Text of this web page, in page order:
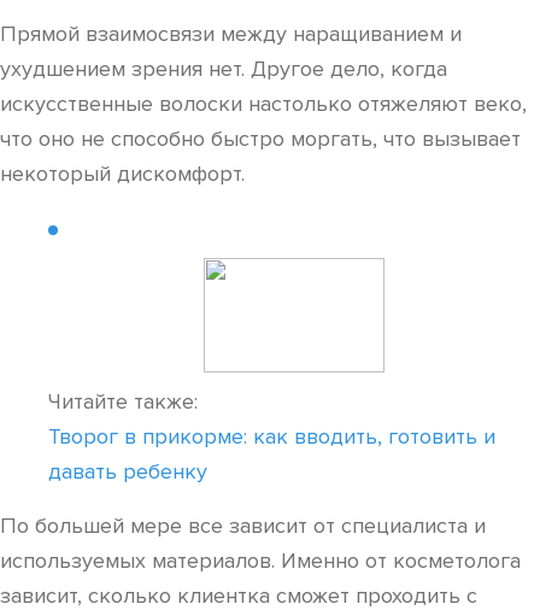
Прямой взаимосвязи между наращиванием и
ухудшением зрения нет. Другое дело, когда
искусственные волоски настолько отяжеляют веко,
что оно не способно быстро моргать, что вызывает
некоторый дискомфорт.
Читайте также:
Творог в прикорме: как вводить, готовить и
давать ребенку
По большей мере все зависит от специалиста и
используемых материалов. Именно от косметолога
зависит, сколько клиентка сможет проходить с